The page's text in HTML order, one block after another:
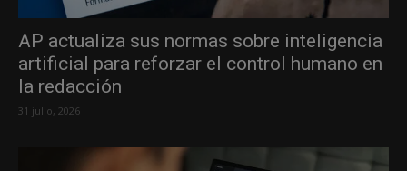
AP actualiza sus normas sobre inteligencia
artificial para reforzar el control humano en
la redacción
31 julio, 2026